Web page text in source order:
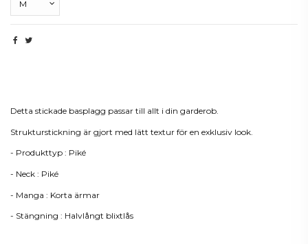
Detta stickade basplagg passar till allt i din garderob.
Strukturstickning är gjort med lätt textur för en exklusiv look.
- Produkttyp : Piké
- Neck : Piké
- Manga : Korta ärmar
- Stängning : Halvlångt blixtlås